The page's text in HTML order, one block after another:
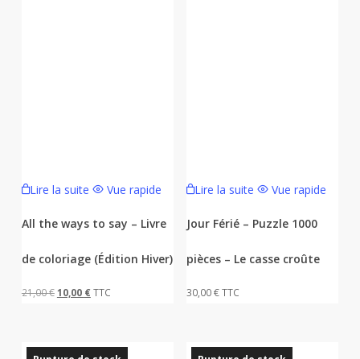
Lire la suite Vue rapide
All the ways to say – Livre
de coloriage (Édition Hiver)
21,00€Le
était :
10,00 €Le
est :
TTC
Lire la suite Vue rapide
Jour Férié – Puzzle 1000
pièces – Le casse croûte
30,00€TTC